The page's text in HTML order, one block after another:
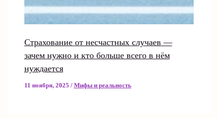
Страхование от несчастных случаев —
зачем нужно и кто больше всего в нём
нуждается
11 ноября, 2025 / Мифы и реальность